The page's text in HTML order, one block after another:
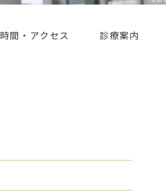
間・アクセス 診療案内